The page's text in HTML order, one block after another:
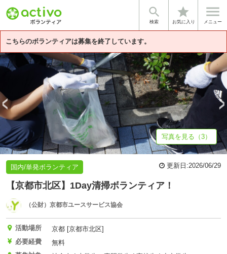

検索
star
お気に入り

メニュー
こちらのボランティアは募集を終了しています。
基本情報 募集詳細 法人情報
写真を見る（3）
国内/単発ボランティア 更新日:2026/06/29
【京都市北区】1Day清掃ボランティア！
（公財）京都市ユースサービス協会
活動場所
京都 [京都市北区]
必要経費
無料